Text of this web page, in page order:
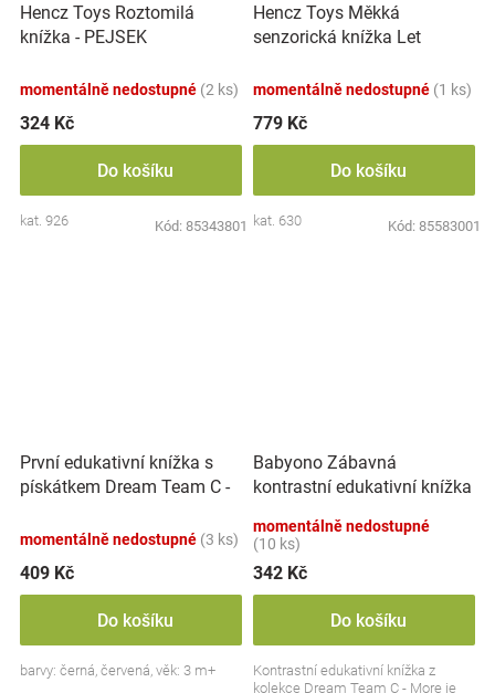
Hencz Toys Roztomilá
knížka - PEJSEK
momentálně nedostupné (2 ks)
324 Kč
Do košíku
kat. 926 Kód: 85343801
Hencz Toys Měkká
senzorická knížka Let
momentálně nedostupné (1 ks)
779 Kč
Do košíku
kat. 630 Kód: 85583001
První edukativní knížka s
pískátkem Dream Team C -
momentálně nedostupné (3 ks)
409 Kč
Do košíku
barvy: černá, červená, věk: 3 m+
Babyono Zábavná
kontrastní edukativní knížka
Collection
momentálně nedostupné
(10 ks)
342 Kč
Do košíku
Kontrastní edukativní knížka z
kolekce Dream Team C - More je